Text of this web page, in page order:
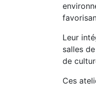
Leur
salles
de
Ces